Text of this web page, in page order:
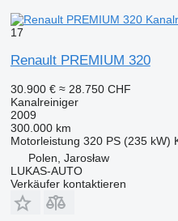
17
Renault PREMIUM 320
30.900 € ≈ 28.750 CHF
Kanalreiniger
2009
300.000 km
Motorleistung 320 PS (235 kW)
Polen, Jarosław
LUKAS-AUTO
Verkäufer kontaktieren